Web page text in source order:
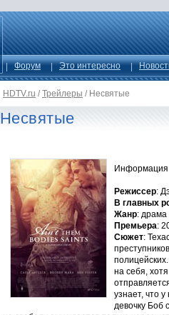
Форум Это интересно
HDTV.ru / Трейлеры / Несвятые
Несвятые
Режиссер:
В главных
Жанр: драма
Премьера:
Сюжет:
на себя,
узнает, что
девочку Боб